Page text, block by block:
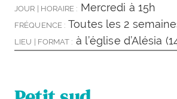
JOUR | HORAIRE : Mercredi à 15h
FRÉQUENCE : Toutes les 2
LIEU | FORMAT : à l’église d’Alésia